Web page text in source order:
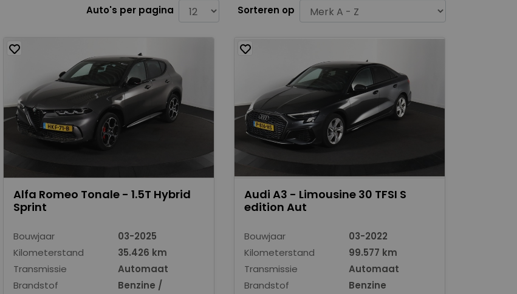
Auto's per pagina Sorteren op
Alfa Romeo Tonale - 1.5T Hybrid
Sprint
Bouwjaar
03-2025
Kilometerstand
35.426 km
Transmissie
Automaat
Brandstof
Benzine /
Audi A3 - Limousine 30 TFSI S
edition Aut
Bouwjaar
03-2022
Kilometerstand
99.577 km
Transmissie
Automaat
Brandstof
Benzine